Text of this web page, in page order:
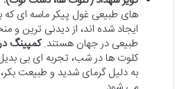
های طبیعی غول پیکر ماسه ای که
ایجاد شده اند، از دیدنی ترین و
طبیعی در جهان هستند.کمپینگ
کلوت ها در شب، تجربه ای بی
به دلیل گرمای شدید و طبیعت